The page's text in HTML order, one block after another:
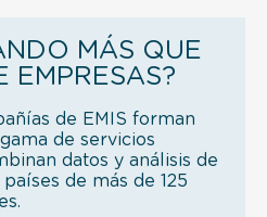
MÁS QUE
EMPRESAS?
de EMIS forman
de servicios
datos y análisis de
de más de 125